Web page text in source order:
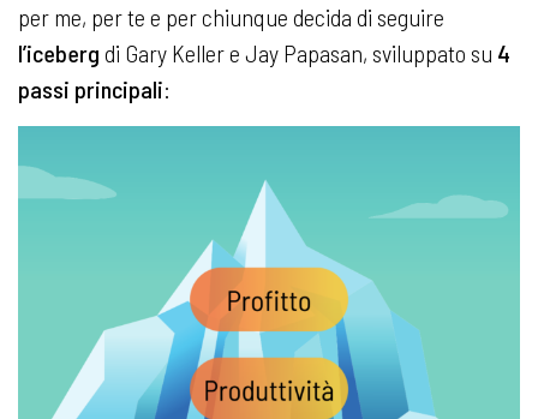
per me, per te e per chiunque decida di seguire
l’iceberg di Gary Keller e Jay Papasan, sviluppato su 4
passi principali: